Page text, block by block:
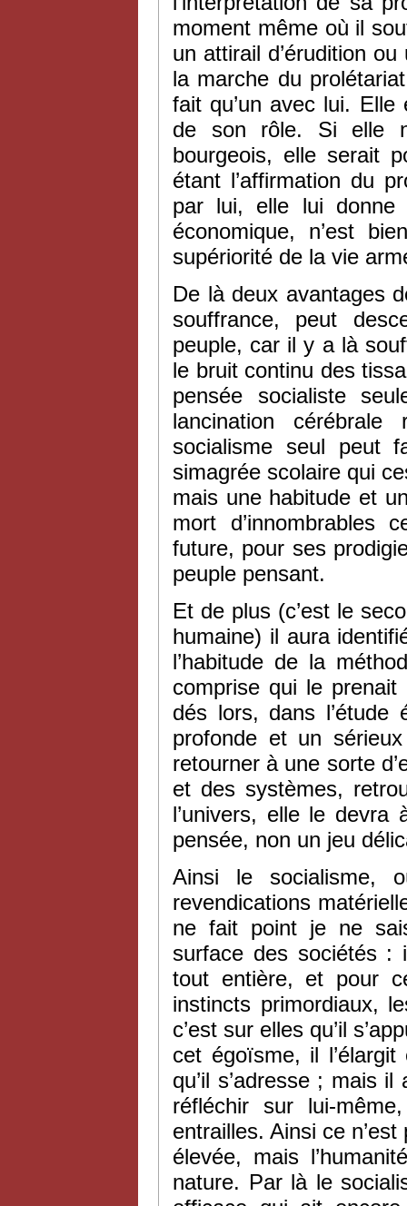
moment même où il
un attirail d’érudition
la marche du
fait qu’un avec lui.
de son rôle. Si elle
bourgeois, elle serait
étant l’affirmation du
par lui, elle lui donne
économique, n’est
supériorité de la vie
De là deux avantages
souffrance, peut
peuple, car il y a là
le bruit continu des
pensée socialiste
lancination
socialisme seul peut
simagrée scolaire qui
mais une habitude et
mort d’innombrables
future, pour ses
peuple pensant.
Et de plus (c’est le
humaine) il aura
l’habitude de la
comprise qui le
dés lors, dans l’étude
profonde et un
retourner à une sorte
et des systèmes,
l’univers, elle le
pensée, non un jeu
Ainsi le socialisme,
revendications
ne fait point je ne
surface des sociétés :
tout entière, et pour
instincts primordiaux,
c’est sur elles qu’il
cet égoïsme, il
qu’il s’adresse ; mais
réfléchir sur lui-
entrailles. Ainsi ce
élevée, mais
nature. Par là le